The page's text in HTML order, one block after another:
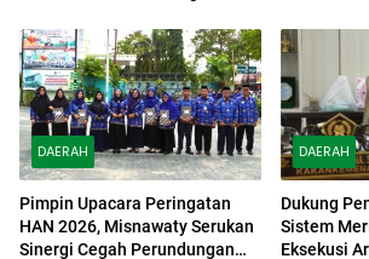
DAERAH
Pimpin Upacara Peringatan
HAN 2026, Misnawaty Serukan
Sinergi Cegah Perundungan
DAERAH
Dukung
Sistem
Eksekusi